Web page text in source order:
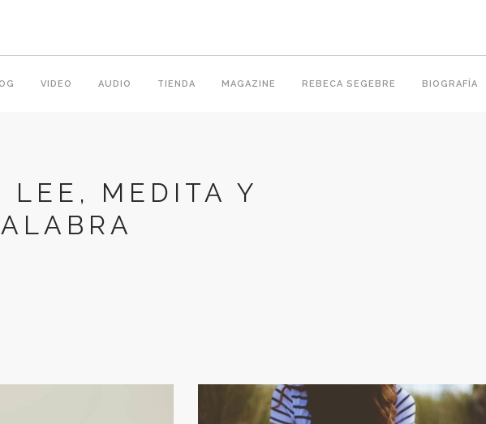
VIDEO AUDIO TIENDA MAGAZINE REBECA SEGEBRE BIOGRAFÍA
MEDITA Y